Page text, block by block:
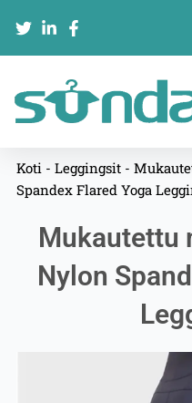
sisältöön
Koti - Leggingsit-
Spandex Flared Yoga
Mukautettu
Nylon